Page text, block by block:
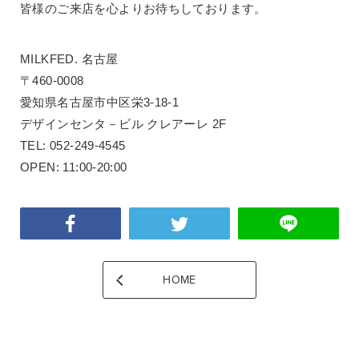
皆様のご来店を心よりお待ちしております。
MILKFED. 名古屋
〒460-0008
愛知県名古屋市中区栄3-18-1
デザインセンタ－ビル クレアーレ 2F
TEL: 052-249-4545
OPEN: 11:00-20:00
HOME